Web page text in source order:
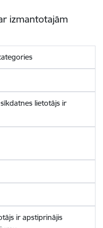
izmantotajām
lietotājs ir
ir apstiprinājis